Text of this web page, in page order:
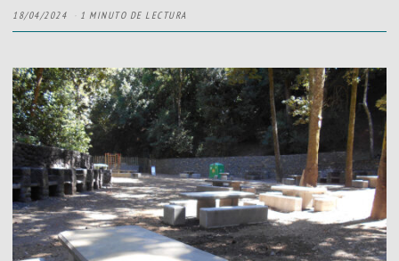
18/04/2024 1 MINUTO DE LECTURA